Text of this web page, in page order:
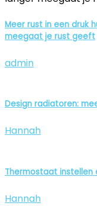
Meer rust in een druk
meegaat je rust geeft
admin
Design radiatoren:
Hannah
Thermostaat
Hannah